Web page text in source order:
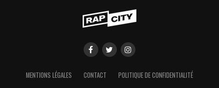
MENTIONS LÉGALES CONTACT POLITIQUE DE CONFIDENTIALITÉ